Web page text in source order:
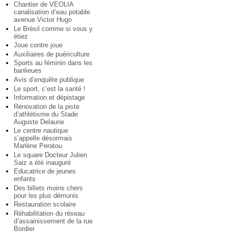
Chantier de VEOLIA
canalisation d’eau potable
avenue Victor Hugo
Le Brésil comme si vous y
étiez
Joue contre joue
Auxiliaires de puériculture
Sports au féminin dans les
banlieues
Avis d’enquête publique
Le sport, c’est la santé !
Information et dépistage
Rénovation de la piste
d’athlétisme du Stade
Auguste Delaune
Le centre nautique
s’appelle désormais
Marlène Peratou
Le square Docteur Julien
Saiz a été inauguré
Educatrice de jeunes
enfants
Des billets moins chers
pour les plus démunis
Restauration scolaire
Réhabilitation du réseau
d’assainissement de la rue
Bordier